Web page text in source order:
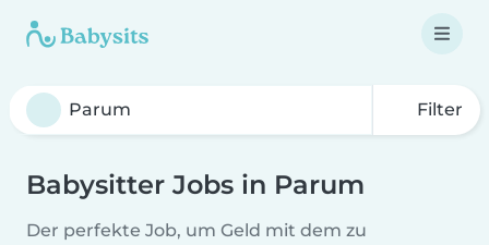
Filter
Babysitter Jobs in Parum
Der perfekte Job, um Geld mit dem zu